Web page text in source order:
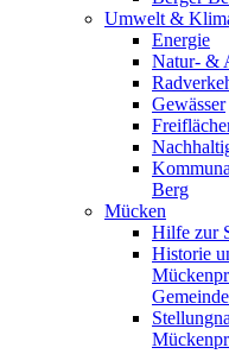
Umwelt &
Energie
Natur- &
Gewässer
Berg
Mücken
Hilfe zur
Historie